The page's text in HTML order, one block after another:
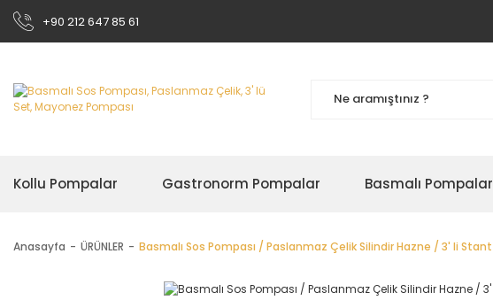
+90 212 647 85 61
Kollu Pompalar Gastronorm Pompalar Basmalı Pompalar
Anasayfa ÜRÜNLER Basmalı Sos Pompası / Paslanmaz Çelik Silindir Hazne / 3' li Stant